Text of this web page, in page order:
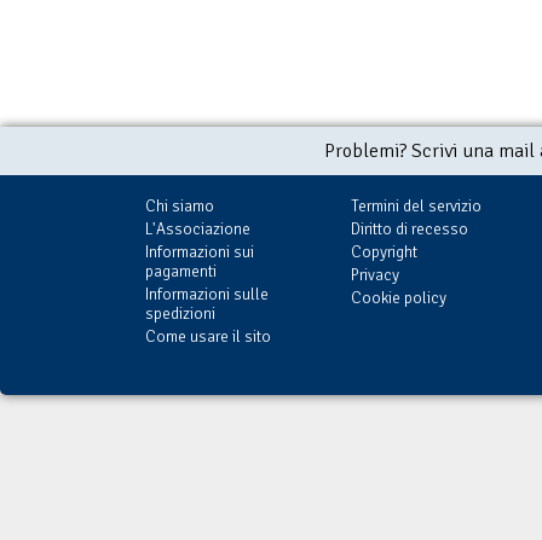
Problemi? Scrivi una
Chi siamo
L'Associazione
Informazioni sui
pagamenti
Informazioni sulle
spedizioni
Come usare il sito
Termini del servizio
Diritto di recesso
Copyright
Privacy
Cookie policy